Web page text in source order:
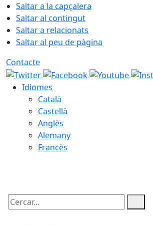
Saltar a la capçalera
Saltar al contingut
Saltar a relacionats
Saltar al peu de pàgina
Contacte
Idiomes
Català
Castellà
Anglès
Alemany
Francès
Cercar: